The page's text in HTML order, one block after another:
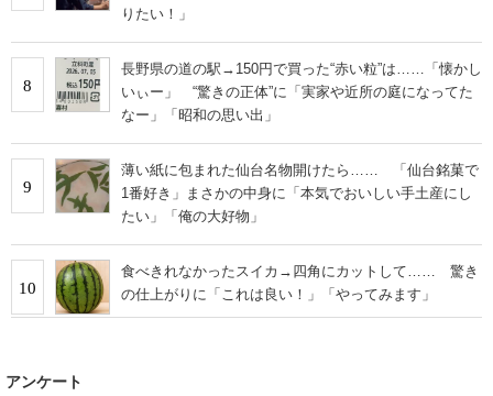
りたい！」
8
長野県の道の駅→150円で買った“赤い粒”は……「懐かし
いぃー」 “驚きの正体”に「実家や近所の庭になってた
なー」「昭和の思い出」
9
薄い紙に包まれた仙台名物開けたら…… 「仙台銘菓で
1番好き」まさかの中身に「本気でおいしい手土産にし
たい」「俺の大好物」
10
食べきれなかったスイカ→四角にカットして…… 驚き
の仕上がりに「これは良い！」「やってみます」
アンケート